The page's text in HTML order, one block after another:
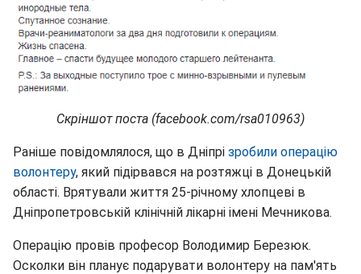
Скріншот поста (facebook.com/rsa010963)
Раніше повідомлялося, що в Дніпрі зробили операцію
волонтеру, який підірвався на розтяжці в Донецькій
області. Врятували життя 25-річному хлопцеві в
Дніпропетровській клінічній лікарні імені Мечникова.
Операцію провів професор Володимир Березюк.
Осколки він планує подарувати волонтеру на пам'ять